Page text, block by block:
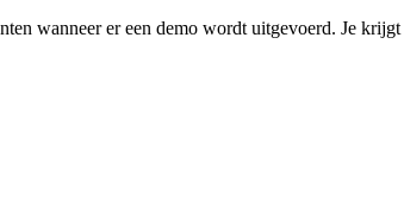
wanneer er een demo wordt uitgevoerd. Je